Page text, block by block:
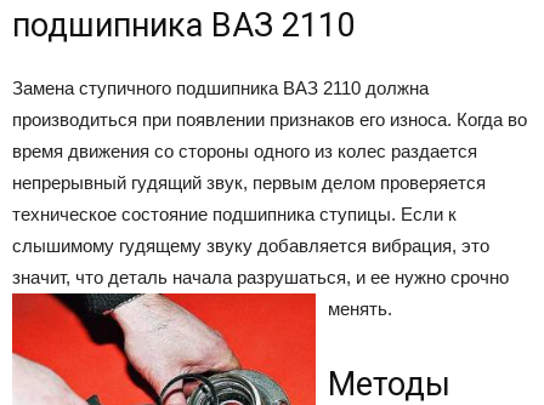
подшипника ВАЗ 2110
Замена ступичного подшипника ВАЗ 2110 должна
производиться при появлении признаков его износа. Когда во
время движения со стороны одного из колес раздается
непрерывный гудящий звук, первым делом проверяется
техническое состояние подшипника ступицы. Если к
слышимому гудящему звуку добавляется вибрация, это
значит, что деталь начала разрушаться, и ее нужно срочно
менять.
Методы